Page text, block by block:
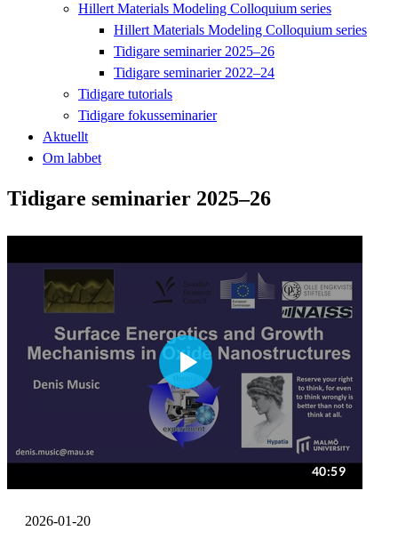
Hillert Materials Modeling Colloquium series
Hillert Materials Modeling Colloquium series
Tidigare seminarier 2025–26
Tidigare seminarier 2022–24
Tidigare tutorials
Tidigare fokusseminarier
Aktuellt
Om labbet
Tidigare seminarier 2025–26
2026-01-20